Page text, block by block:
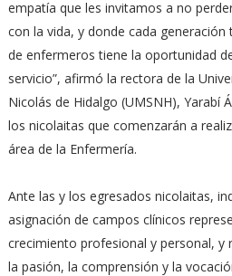
empatía que les invitamos a no
con la vida, y donde cada
de enfermeros tiene la oportunidad
servicio”, afirmó la rectora de la
Nicolás de Hidalgo (UMSNH), Yarabí
los nicolaitas que comenzarán a
área de la Enfermería.
Ante las y los egresados nicolaitas,
asignación de campos clínicos
crecimiento profesional y personal, y
la pasión, la comprensión y la